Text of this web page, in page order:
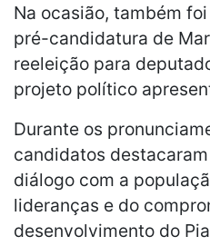
Na ocasião, também
pré-candidatura de
reeleição para
projeto político
Durante os
candidatos
diálogo com a
lideranças e do
desenvolvimento do